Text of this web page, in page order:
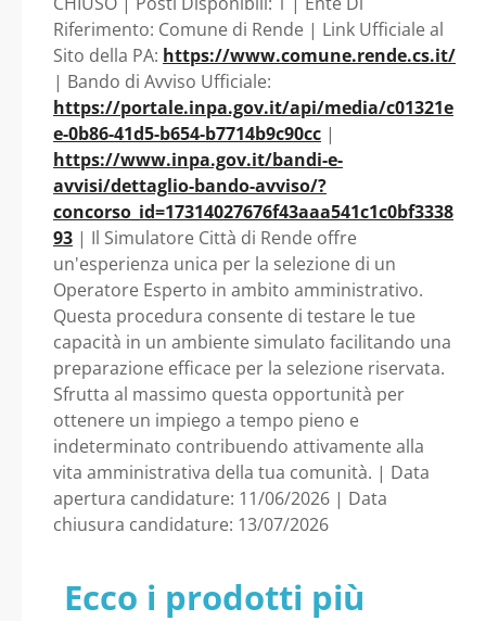
Calabria - Comune di
Rende
Riferimento: Comune di Rende | Link Ufficiale al
Sito della PA: https://www.comune.rende.cs.it/
| Bando di Avviso Ufficiale:
https://portale.inpa.gov.it/api/media/c01321e
e-0b86-41d5-b654-b7714b9c90cc |
https://www.inpa.gov.it/bandi-e-
avvisi/dettaglio-bando-avviso/?
concorso_id=17314027676f43aaa541c1c0bf3338
93 | Il Simulatore Città di Rende offre
un'esperienza unica per la selezione di un
Operatore Esperto in ambito amministrativo.
Questa procedura consente di testare le tue
capacità in un ambiente simulato facilitando una
preparazione efficace per la selezione riservata.
Sfrutta al massimo questa opportunità per
ottenere un impiego a tempo pieno e
indeterminato contribuendo attivamente alla
vita amministrativa della tua comunità. | Data
apertura candidature: 11/06/2026 | Data
chiusura candidature: 13/07/2026
Ecco i prodotti più